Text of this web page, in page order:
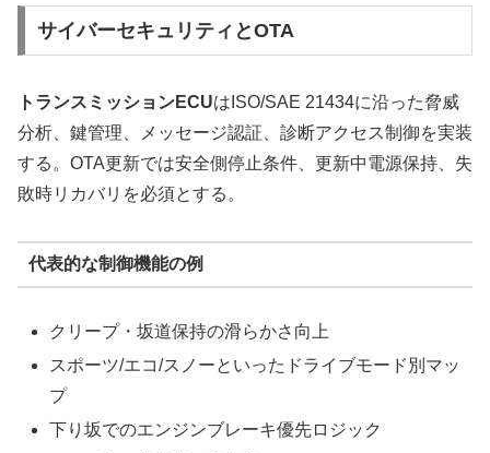
サイバーセキュリティとOTA
トランスミッションECUはISO/SAE 21434に沿った脅威
分析、鍵管理、メッセージ認証、診断アクセス制御を実装
する。OTA更新では安全側停止条件、更新中電源保持、失
敗時リカバリを必須とする。
代表的な制御機能の例
クリープ・坂道保持の滑らかさ向上
スポーツ/エコ/スノーといったドライブモード別マッ
プ
下り坂でのエンジンブレーキ優先ロジック